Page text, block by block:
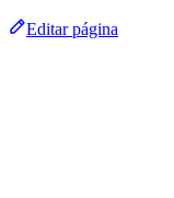
Editar página